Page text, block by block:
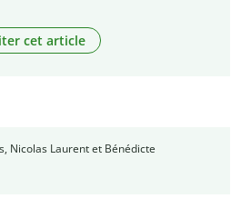
cet article
Nicolas Laurent et Bénédicte